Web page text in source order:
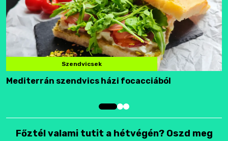
Szendvicsek
Mediterrán szendvics házi focacciából
Főztél valami tutit a hétvégén? Oszd meg